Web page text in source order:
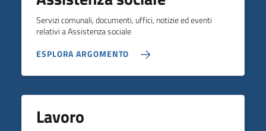
Servizi comunali, documenti, uffici, notizie ed eventi
relativi a Assistenza sociale
ESPLORA ARGOMENTO
Lavoro